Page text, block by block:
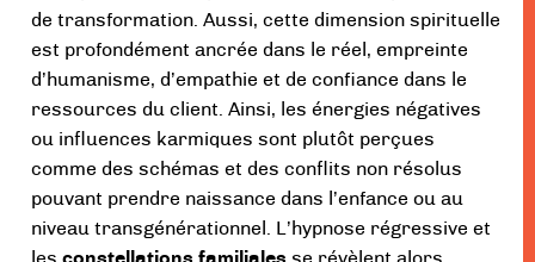
de transformation. Aussi, cette dimension spirituelle
est profondément ancrée dans le réel, empreinte
d’humanisme, d’empathie et de confiance dans le
ressources du client. Ainsi, les énergies négatives
ou influences karmiques sont plutôt perçues
comme des schémas et des conflits non résolus
pouvant prendre naissance dans l’enfance ou au
niveau transgénérationnel. L’hypnose régressive et